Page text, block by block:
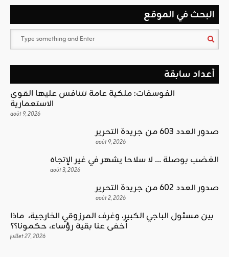
البحث في الموقع
أعداد سابقة
الفوسفات: ملكية عامة تتنافس عليها القوى
الاستعمارية
août 9, 2026
صدور العدد 603 من جريدة التحرير
août 9, 2026
الغضب بوصلة … لا سلاحا يشهر في غير الإتجاه
août 3, 2026
صدور العدد 602 من جريدة التحرير
août 2, 2026
بين مسئول الباجي الكبير، وغرف المرزوقي الخارجية، ماذا
أخفى عنا بقية رؤساء، حكمونا؟؟
juillet 27, 2026